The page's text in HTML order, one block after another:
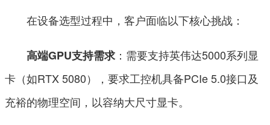
在设备选型过程中，客户面临以下核心挑战：
高端GPU支持需求 ：需要支持英伟达5000系列显
卡（如RTX 5080），要求工控机具备PCIe 5.0接口及
充裕的物理空间，以容纳大尺寸显卡。